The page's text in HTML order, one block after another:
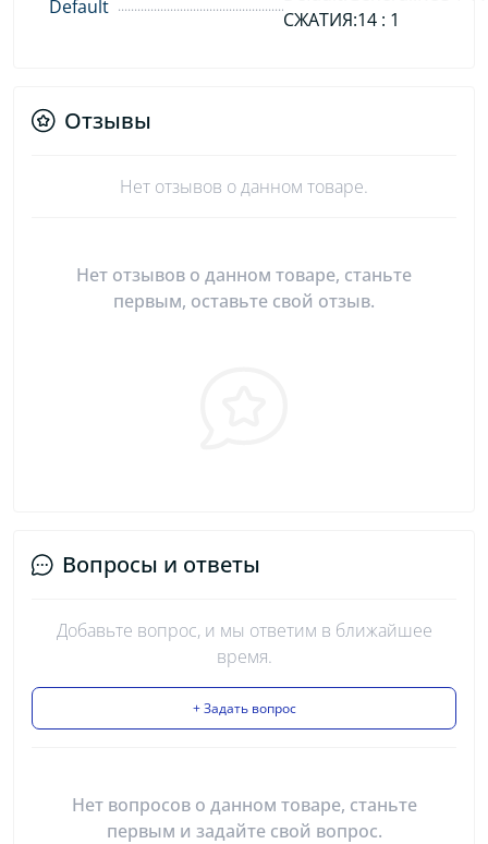
Default
СЖАТИЯ:14 : 1
Отзывы
Нет отзывов о данном товаре.
Нет отзывов о данном товаре, станьте
первым, оставьте свой отзыв.
Вопросы и ответы
Добавьте вопрос, и мы ответим в ближайшее
время.
+ Задать вопрос
Нет вопросов о данном товаре, станьте
первым и задайте свой вопрос.